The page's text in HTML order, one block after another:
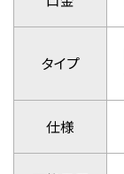
タイプ
仕様